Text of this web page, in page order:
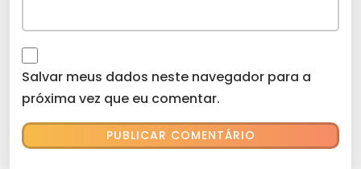
Salvar meus dados neste navegador para a
próxima vez que eu comentar.